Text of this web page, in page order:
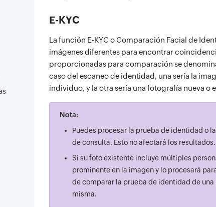
E-KYC
La función E-KYC o Comparación Facial de
imágenes diferentes para encontrar
proporcionadas para comparación se
caso del escaneo de identidad, una sería la
individuo, y la otra sería una fotografía nueva o
Nota:
Puedes procesar la prueba de identidad o
de consulta. Esto no afectará los resultados.
Si su foto existente incluye múltiples
prominente en la imagen y lo procesará
de comparar la prueba de identidad de
misma.